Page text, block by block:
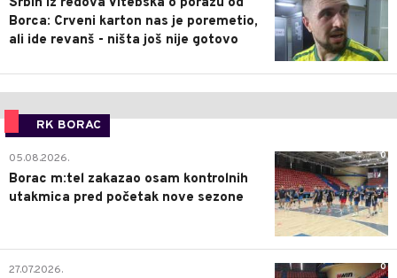
Srbin iz redova Vitebska o porazu od
Borca: Crveni karton nas je poremetio,
ali ide revanš - ništa još nije gotovo
RK BORAC
0
05.08.2026.
Borac m:tel zakazao osam kontrolnih
utakmica pred početak nove sezone
0
27.07.2026.